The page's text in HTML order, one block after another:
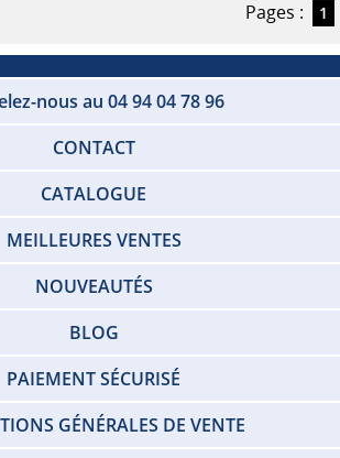
Pages : 1
nous au 04 94 04 78 96
CONTACT
CATALOGUE
MEILLEURES VENTES
NOUVEAUTÉS
BLOG
PAIEMENT SÉCURISÉ
GÉNÉRALES DE VENTE